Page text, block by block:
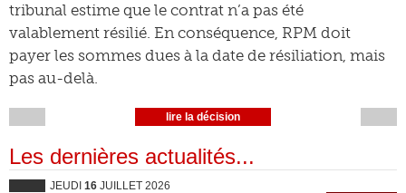
tribunal estime que le contrat n’a pas été
valablement résilié. En conséquence, RPM doit
payer les sommes dues à la date de résiliation, mais
pas au-delà.
lire la décision
Les dernières actualités...
JEUDI 16 JUILLET 2026